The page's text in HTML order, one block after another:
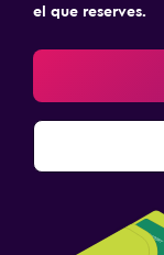
el que reserves.